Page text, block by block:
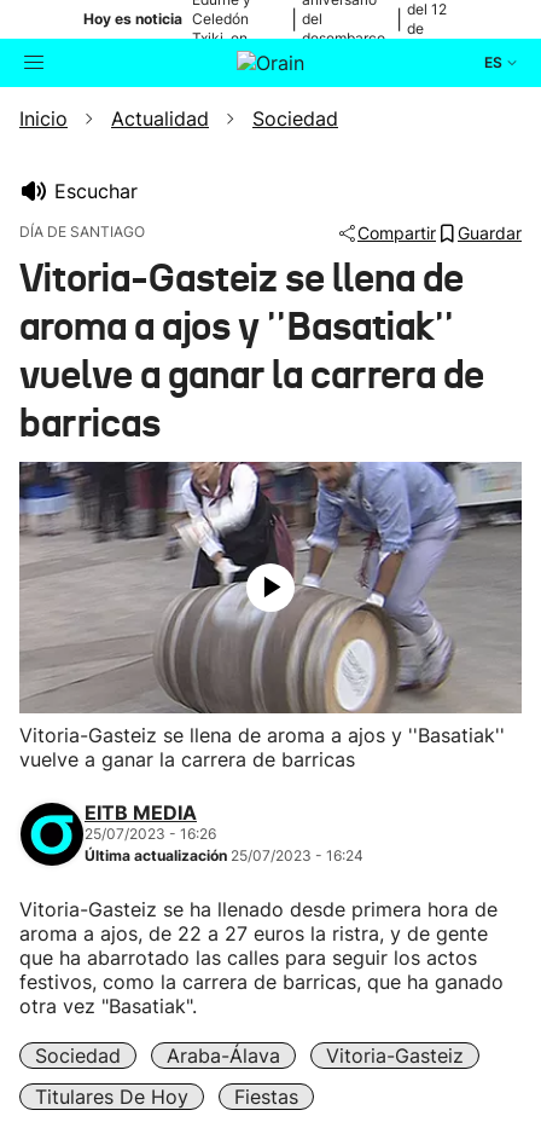
Hoy es noticia Celedón
Txiki, en
directo
del
desembarco
de Elkano
del 12
de
ES
Buscador Actualidad
Ikusmiran
Eguraldia
Inicio Actualidad Sociedad
Escuchar
DÍA DE SANTIAGO Compartir Guardar
Vitoria-Gasteiz se llena de
aroma a ajos y ''Basatiak''
vuelve a ganar la carrera de
barricas
Vitoria-Gasteiz se llena de aroma a ajos y ''Basatiak''
vuelve a ganar la carrera de barricas
EITB MEDIA
25/07/2023 - 16:26
Última actualización 25/07/2023 - 16:24
Vitoria-Gasteiz se ha llenado desde primera hora de
aroma a ajos, de 22 a 27 euros la ristra, y de gente
que ha abarrotado las calles para seguir los actos
festivos, como la carrera de barricas, que ha ganado
otra vez "Basatiak".
Sociedad Araba-Álava
Vitoria-Gasteiz
Titulares De Hoy
Fiestas